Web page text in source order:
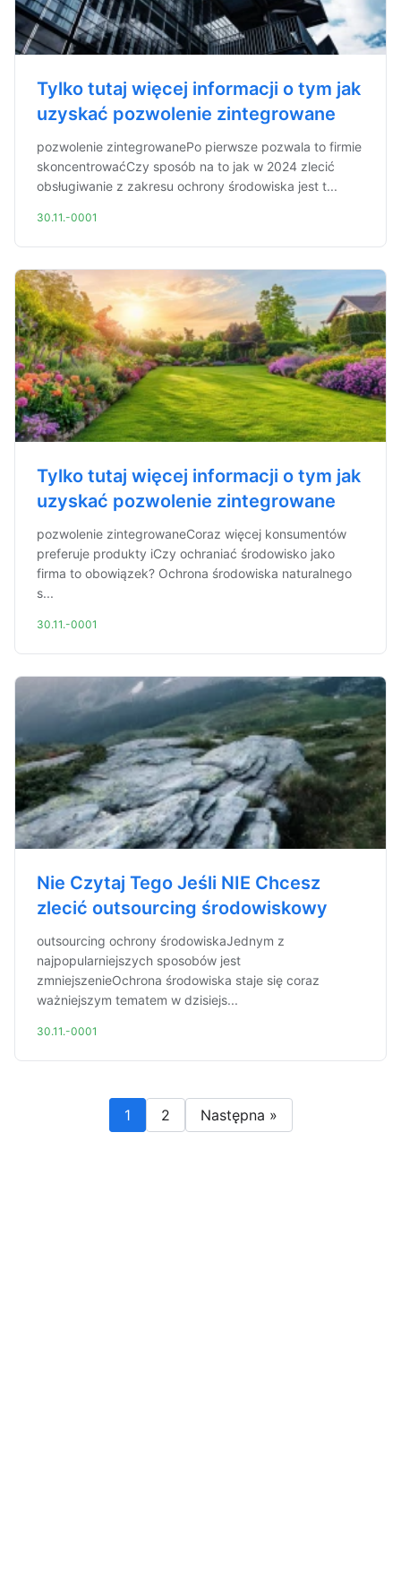
Tylko tutaj więcej informacji o tym jak
uzyskać pozwolenie zintegrowane
pozwolenie zintegrowanePo pierwsze pozwala to firmie
skoncentrowaćCzy sposób na to jak w 2024 zlecić
obsługiwanie z zakresu ochrony środowiska jest t...
30.11.-0001
Tylko tutaj więcej informacji o tym jak
uzyskać pozwolenie zintegrowane
pozwolenie zintegrowaneCoraz więcej konsumentów
preferuje produkty iCzy ochraniać środowisko jako
firma to obowiązek? Ochrona środowiska naturalnego
s...
30.11.-0001
Nie Czytaj Tego Jeśli NIE Chcesz
zlecić outsourcing środowiskowy
outsourcing ochrony środowiskaJednym z
najpopularniejszych sposobów jest
zmniejszenieOchrona środowiska staje się coraz
ważniejszym tematem w dzisiejs...
30.11.-0001
1 2 Następna »